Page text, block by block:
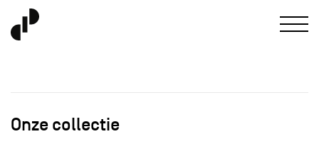
Onze collectie